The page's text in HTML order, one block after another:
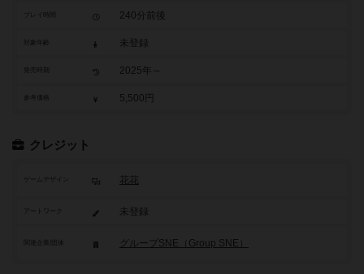
240分前後
対象年齢 未登録
2025年～
参考価格 5,500円
クレジット
ゲームデザイン 花花
アートワーク 未登録
グループSNE（Group SNE）